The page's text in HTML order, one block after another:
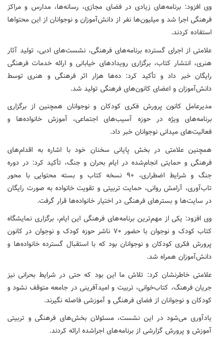
وی افزود: برنامه‌های زیادی در فضای مجازی، رسانه‌ها، مدارس و مراکز
فرهنگی اجرا شد و میلیون‌ها نفر از دانش‌آموزان و نوجوانان از این محتواها
استفاده کردند.
علامتی از اجرای گسترده برنامه‌های فرهنگی، نشست‌های ادبی، تولید آثار
هنری، انتشار کتاب، برگزاری رویدادهای خیابانی و ارائه خدمات فرهنگی
رایگان خبر داد و تأکید کرد: ده‌ها هزار اثر فرهنگی و هنری توسط
دانش‌آموزان و اعضای کانون‌های فرهنگی تولید شد.
مدیرعامل کانون پرورش فکری کودکان و نوجوانان همچنین از برگزاری
برنامه‌های ویژه در حوزه آسیب‌های اجتماعی، آموزش خانواده‌ها و
فعالیت‌های میدانی نوجوانان خبر داد.
همچنین علامتی در بخش پایانی سخنان خود با اشاره به اقدام‌های
فرهنگی و حمایتی انجام‌شده در ایام بحران و جنگ، تأکید کرد: در دوره
جنگ و شرایط اضطراری، ۹۰ نسخه کتاب و بسته محتوایی با محور
تاب‌آوری، آرامش روانی، حمایت تربیتی و تقویت خانواده به صورت رایگان
در سایت‌ها و بسترهای فرهنگی در اختیار خانواده‌ها قرار گرفت.
وی افزود: یکی از مهم‌ترین برنامه‌های فرهنگی این ایام، برگزاری نمایشگاه
کتاب کودک و نوجوان با حضور ۷۰ ناشر حوزه کودک و نوجوان در کانون
پرورش فکری کودکان و نوجوانان بود که با استقبال گسترده خانواده‌ها و
دانش‌آموزان همراه شد.
علامتی خاطرنشان کرد: تلاش ما این بود که حتی در شرایط بحرانی نیز
جریان فرهنگ، کتاب‌خوانی، تربیت و امیدآفرینی در جامعه متوقف نشود و
کودکان و نوجوانان از فضای فرهنگی و آموزشی فاصله نگیرند.
یادآوری می‌شود در این نشست، مسئولان بخش‌های فرهنگی و تربیتی
آموزش و پرورش گزارشی از برنامه‌های اجراشده ارائه کردند.